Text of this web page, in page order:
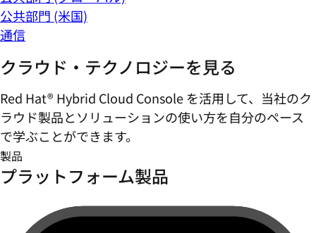
公共部門 (米国)
通信
クラウド・テクノロジーを見る
Red Hat® Hybrid Cloud Console を活用して、当社のク
ラウド製品とソリューションの使い方を自分のペース
で学ぶことができます。
製品
プラットフォーム製品